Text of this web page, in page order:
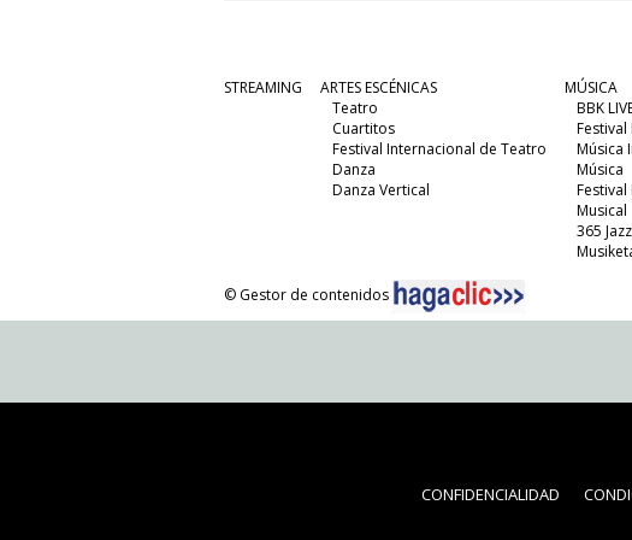
STREAMING
ARTES ESCÉNICAS
Teatro
Cuartitos
Festival Internacional de Teatro
Danza
Danza Vertical
MÚSICA
BBK
Festival
Música
Música
Festival
Musical
365
© Gestor de contenidos
CONFIDENCIALIDAD